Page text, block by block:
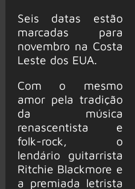
Seis datas estão
marcadas para
novembro na Costa
Leste dos EUA.
Com o mesmo
amor pela tradição
da música
renascentista e
folk-rock, o
lendário guitarrista
Ritchie Blackmore e
a premiada letrista